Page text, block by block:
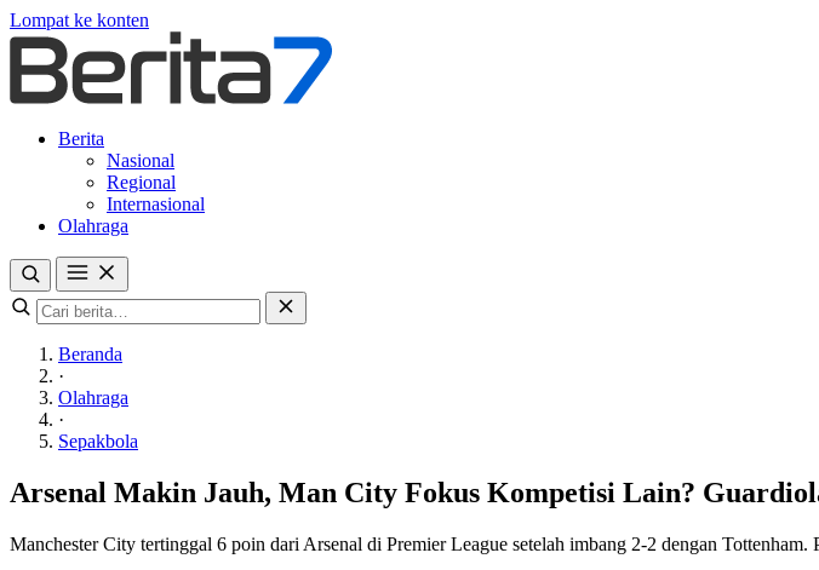
Lompat ke konten
Berita
Nasional
Regional
Internasional
Olahraga
Beranda
·
Olahraga
·
Sepakbola
Arsenal Makin Jauh, Man City Fokus Kompetisi Lain?
Manchester City tertinggal 6 poin dari Arsenal di Premier League setelah imbang 2-2 dengan